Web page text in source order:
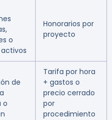
o
Honorarios por
proyecto
de
o
Tarifa por hora
+ gastos o
precio cerrado
por
procedimiento